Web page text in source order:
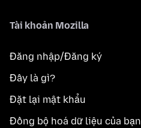
Tài khoản Mozilla
Đăng nhập/Đăng ký
Đây là gì?
Đặt lại mật khẩu
Đồng bộ hoá dữ liệu của bạn